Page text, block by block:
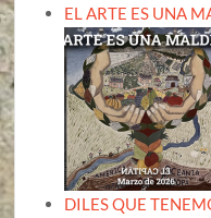
EL ARTE ES UNA
DILES QUE